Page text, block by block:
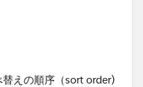
えの順序（sort order)